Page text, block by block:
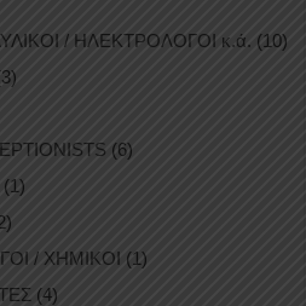
/ ΗΛΕΚΤΡΟΛΟΓΟΙ κ.ά. (10)
(6)
(1)
/ ΧΗΜΙΚΟΙ (1)
(4)